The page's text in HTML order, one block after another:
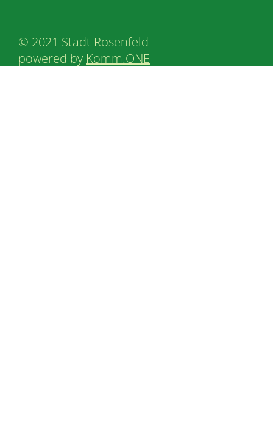
© 2021 Stadt Rosenfeld
powered by Komm.ONE